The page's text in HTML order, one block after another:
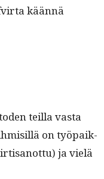
kään­nä
teil­la vas­ta
on työ­paik­
ja vielä